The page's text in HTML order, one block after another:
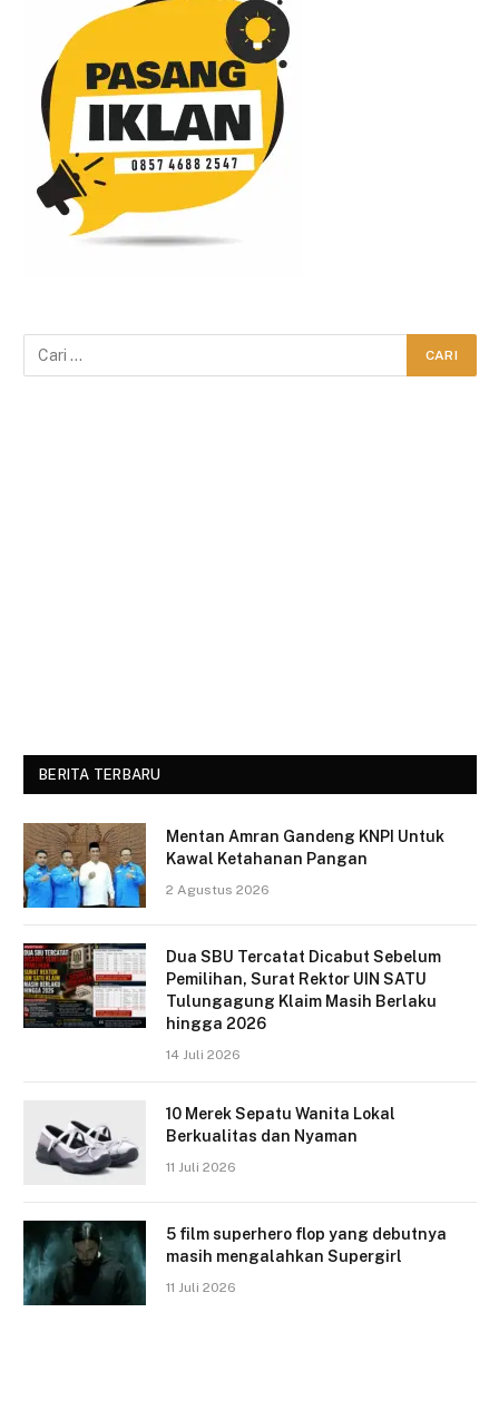
BERITA TERBARU
Mentan Amran Gandeng KNPI Untuk
Kawal Ketahanan Pangan
2 Agustus 2026
Dua SBU Tercatat Dicabut Sebelum
Pemilihan, Surat Rektor UIN SATU
Tulungagung Klaim Masih Berlaku
hingga 2026
14 Juli 2026
10 Merek Sepatu Wanita Lokal
Berkualitas dan Nyaman
11 Juli 2026
5 film superhero flop yang debutnya
masih mengalahkan Supergirl
11 Juli 2026